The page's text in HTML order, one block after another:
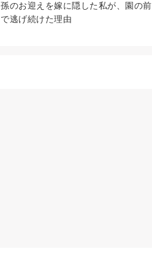
孫のお迎えを嫁に隠した私が、園の前
で逃げ続けた理由